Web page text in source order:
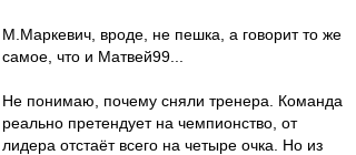
М.Маркевич, вроде, не пешка, а говорит то же
самое, что и Матвей99...
Не понимаю, почему сняли тренера. Команда
реально претендует на чемпионство, от
лидера отстаёт всего на четыре очка. Но из